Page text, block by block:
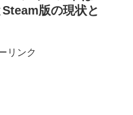
版の現状と
リンク